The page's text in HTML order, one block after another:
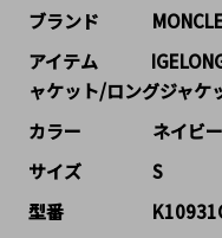
ブランド
アイテム
ャケット/ロングジャケ
カラー    ネイビー
サイズ    S
型番